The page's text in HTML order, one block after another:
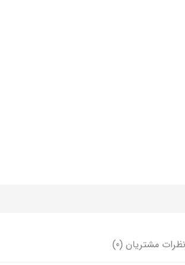
نظرات مشتریان (0)